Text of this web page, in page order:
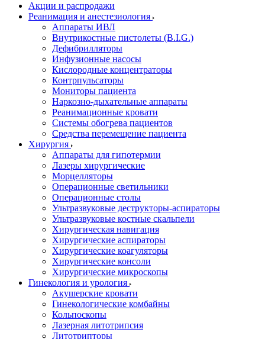
Акции и распродажи
Реанимация и анестезиология
Аппараты ИВЛ
Внутрикостные пистолеты (B.I.G.)
Дефибрилляторы
Инфузионные насосы
Кислородные концентраторы
Контрпульсаторы
Мониторы пациента
Наркозно-дыхательные аппараты
Реанимационные кровати
Системы обогрева пациентов
Средства перемещение пациента
Хирургия
Аппараты для гипотермии
Лазеры хирургические
Морцелляторы
Операционные светильники
Операционные столы
Ультразвуковые деструкторы-аспираторы
Ультразвуковые костные скальпели
Хирургическая навигация
Хирургические аспираторы
Хирургические коагуляторы
Хирургические консоли
Хирургические микроскопы
Гинекология и урология
Акушерские кровати
Гинекологические комбайны
Кольпоскопы
Лазерная литотрипсия
Литотрипторы